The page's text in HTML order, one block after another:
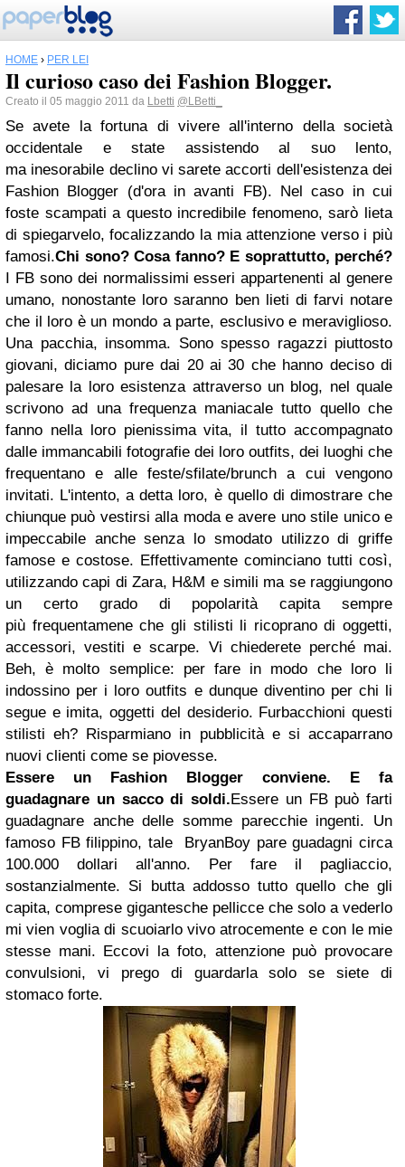
HOME › PER LEI
Il curioso caso dei Fashion Blogger.
Creato il 05 maggio 2011 da Lbetti @LBetti_
Se avete la fortuna di vivere all'interno della società
occidentale e state assistendo al suo lento,
ma inesorabile declino vi sarete accorti dell'esistenza dei
Fashion Blogger (d'ora in avanti FB). Nel caso in cui
foste scampati a questo incredibile fenomeno, sarò lieta
di spiegarvelo, focalizzando la mia attenzione verso i più
famosi.Chi sono? Cosa fanno? E soprattutto, perché?
I FB sono dei normalissimi esseri appartenenti al genere
umano, nonostante loro saranno ben lieti di farvi notare
che il loro è un mondo a parte, esclusivo e meraviglioso.
Una pacchia, insomma. Sono spesso ragazzi piuttosto
giovani, diciamo pure dai 20 ai 30 che hanno deciso di
palesare la loro esistenza attraverso un blog, nel quale
scrivono ad una frequenza maniacale tutto quello che
fanno nella loro pienissima vita, il tutto accompagnato
dalle immancabili fotografie dei loro outfits, dei luoghi che
frequentano e alle feste/sfilate/brunch a cui vengono
invitati. L'intento, a detta loro, è quello di dimostrare che
chiunque può vestirsi alla moda e avere uno stile unico e
impeccabile anche senza lo smodato utilizzo di griffe
famose e costose. Effettivamente cominciano tutti così,
utilizzando capi di Zara, H&M e simili ma se raggiungono
un certo grado di popolarità capita sempre
più frequentamene che gli stilisti li ricoprano di oggetti,
accessori, vestiti e scarpe. Vi chiederete perché mai.
Beh, è molto semplice: per fare in modo che loro li
indossino per i loro outfits e dunque diventino per chi li
segue e imita, oggetti del desiderio. Furbacchioni questi
stilisti eh? Risparmiano in pubblicità e si accaparrano
nuovi clienti come se piovesse.
Essere un Fashion Blogger conviene. E fa
guadagnare un sacco di soldi.Essere un FB può farti
guadagnare anche delle somme parecchie ingenti. Un
famoso FB filippino, tale BryanBoy pare guadagni circa
100.000 dollari all'anno. Per fare il pagliaccio,
sostanzialmente. Si butta addosso tutto quello che gli
capita, comprese gigantesche pellicce che solo a vederlo
mi vien voglia di scuoiarlo vivo atrocemente e con le mie
stesse mani. Eccovi la foto, attenzione può provocare
convulsioni, vi prego di guardarla solo se siete di
stomaco forte.